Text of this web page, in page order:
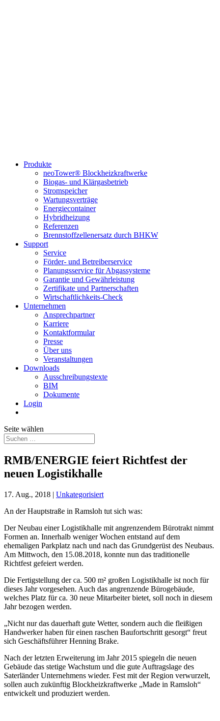
Produkte
neoTower® Blockheizkraftwerke
Biogas- und Klärgasbetrieb
Stromspeicher
Wartungsverträge
Energiecontainer
Hybridheizung
Referenzen
Brennstoffzellenersatz durch BHKW
Support
Service
Förder- und Betreiberservice
Planungsservice für Abgassysteme
Garantie und Gewährleistung
Zertifikate und Partnerschaften
Wirtschaftlichkeits-Check
Unternehmen
Ansprechpartner
Karriere
Kontaktformular
Presse
Über uns
Veranstaltungen
Downloads
Ausschreibungstexte
BIM
Dokumente
Login
Seite wählen
RMB/ENERGIE feiert Richtfest der
neuen Logistikhalle
17. Aug., 2018 | Unkategorisiert
An der Hauptstraße in Ramsloh tut sich was:
Der Neubau einer Logistikhalle mit angrenzendem Bürotrakt nimmt
Formen an. Innerhalb weniger Wochen entstand auf dem
ehemaligen Parkplatz nach und nach das Grundgerüst des Neubaus.
Am Mittwoch, den 15.08.2018, konnte nun das traditionelle
Richtfest gefeiert werden.
Die Fertigstellung der ca. 500 m² großen Logistikhalle ist noch für
dieses Jahr vorgesehen. Auch das angrenzende Bürogebäude,
welches Platz für ca. 30 neue Mitarbeiter bietet, soll noch in diesem
Jahr bezogen werden.
„Nicht nur das dauerhaft gute Wetter, sondern auch die fleißigen
Handwerker haben für einen raschen Baufortschritt gesorgt“ freut
sich Geschäftsführer Henning Brake.
Nach der letzten Erweiterung im Jahr 2015 spiegeln die neuen
Gebäude das stetige Wachstum und die gute Auftragslage des
Saterländer Unternehmens wieder. Fest mit der Region verwurzelt,
sollen auch zukünftig Blockheizkraftwerke „Made in Ramsloh“
entwickelt und produziert werden.